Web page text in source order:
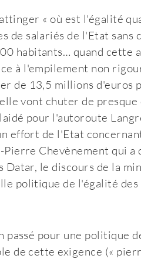
« où est l'égalité
de salariés de l'Etat sans
habitants… quand cette
à l'empilement non
de 13,5 millions d'euros
vont chuter de presque
pour l'autoroute
effort de l'Etat
Chevènement qui a
le discours de la
politique de l'égalité
passé pour une politique
de cette exigence («